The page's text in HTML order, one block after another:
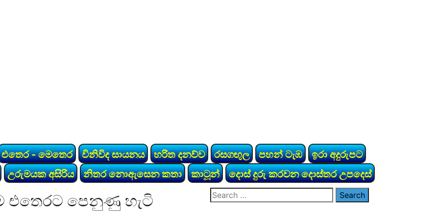
එතෙර - මෙතෙර විනිවිද සායනය හරිත දනව්ව රසගඟුල පහන් ටැඹ
ඉරා අදුරුපට
උරුමයක අසිරිය නිතර නොඇසෙන කතා කාටූන් දොස් දුරු කරවන දොස්තර උපදෙස්
එතෙරට පෙනුණු හැටි
Search
for: